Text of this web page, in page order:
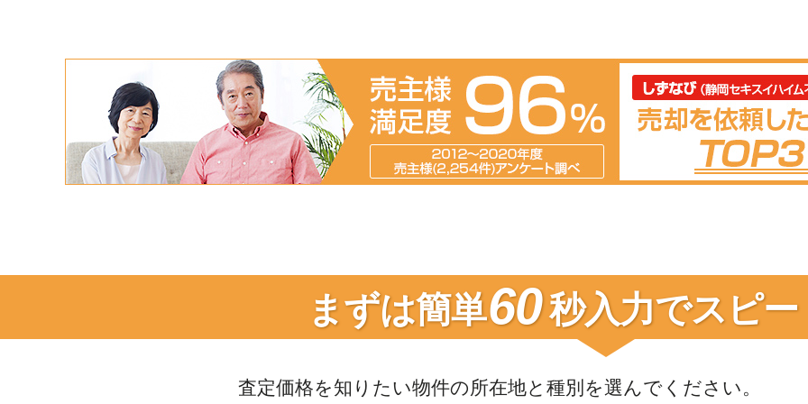
まずは簡単60秒入力でスピー
査定価格を知りたい物件の所在地と種別を選んでください。